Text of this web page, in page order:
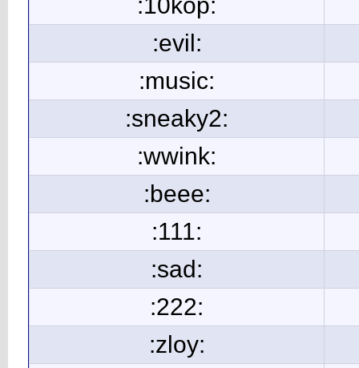
:evil:
:music:
:sneaky2:
:wwink:
:beee:
:111:
:sad:
:222:
:zloy: